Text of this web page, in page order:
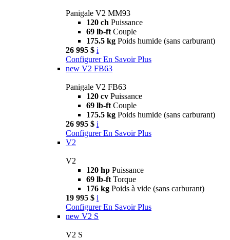
Panigale V2 MM93
120 ch Puissance
69 lb-ft Couple
175.5 kg Poids humide (sans carburant)
26 995 $ i
Configurer En Savoir Plus
new V2 FB63
Panigale V2 FB63
120 cv Puissance
69 lb-ft Couple
175.5 kg Poids humide (sans carburant)
26 995 $ i
Configurer En Savoir Plus
V2
V2
120 hp Puissance
69 lb-ft Torque
176 kg Poids à vide (sans carburant)
19 995 $ i
Configurer En Savoir Plus
new V2 S
V2 S